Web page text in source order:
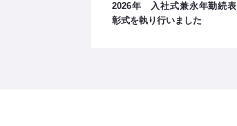
2026年 入社式兼永年勤続表
彰式を執り行いました